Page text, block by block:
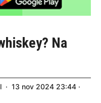
Na
13 nov 2024 23:44